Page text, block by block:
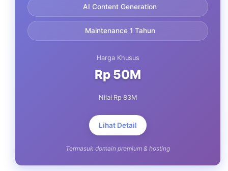
AI Content Generation
Maintenance 1 Tahun
Harga Khusus
Rp 50M
Nilai Rp 83M
Lihat Detail
Termasuk domain premium & hosting